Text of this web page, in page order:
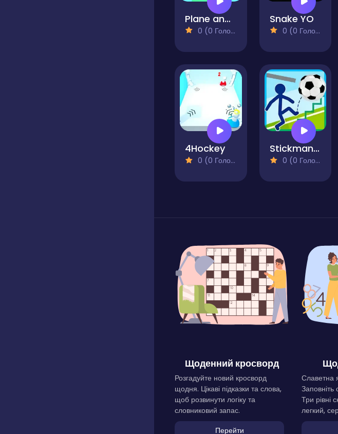
Plane and Rain
0 (0 Голосів)
Snake YO
0 (0 Голосів)
4Hockey
0 (0 Голосів)
Stickman Football
0 (0 Голосів)
Щоденний кросворд
Розгадуйте новий кросворд
щодня. Цікаві підказки та слова,
щоб розвинути логіку та
словниковий запас.
Перейти
Славетна
Заповніть
Три рівні
легкий,